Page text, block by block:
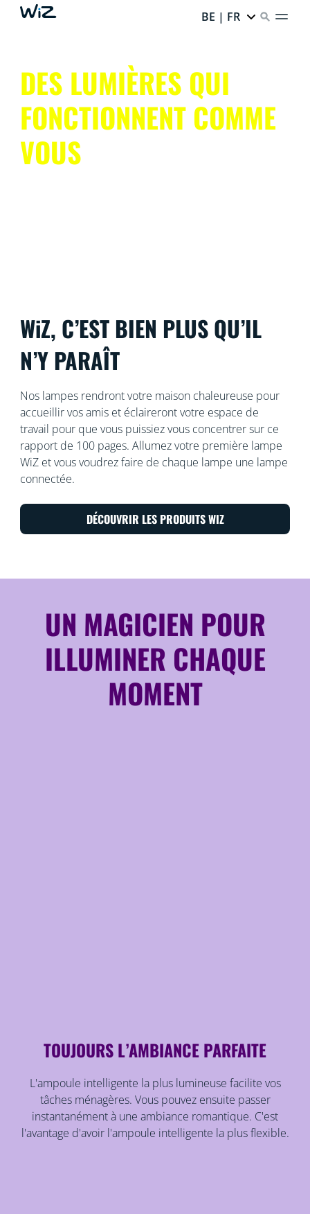
BE | FR
DES LUMIÈRES QUI
FONCTIONNENT COMME
VOUS
WiZ, C’EST BIEN PLUS QU’IL
N’Y PARAÎT
Nos lampes rendront votre maison chaleureuse pour
accueillir vos amis et éclaireront votre espace de
travail pour que vous puissiez vous concentrer sur ce
rapport de 100 pages. Allumez votre première lampe
WiZ et vous voudrez faire de chaque lampe une lampe
connectée.
DÉCOUVRIR LES PRODUITS WIZ
UN MAGICIEN POUR
ILLUMINER CHAQUE
MOMENT
TOUJOURS L’AMBIANCE PARFAITE
L'ampoule intelligente la plus lumineuse facilite vos
tâches ménagères. Vous pouvez ensuite passer
instantanément à une ambiance romantique. C'est
l'avantage d'avoir l'ampoule intelligente la plus flexible.